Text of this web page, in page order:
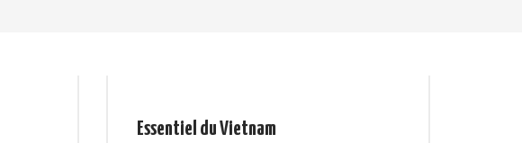
Essentiel du Vietnam